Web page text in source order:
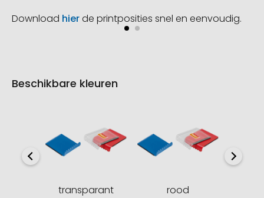
Download hierde printposities snel en eenvoudig.
Beschikbare kleuren
transparant rood